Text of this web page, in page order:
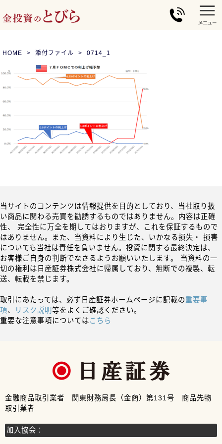
HOME 添付ファイル 0714_1
当サイトのコンテンツは情報提供を目的としており、当社取り扱
い商品に関わる売買を勧誘するものではありません。内容は正確
性、 完全性に万全を期してはおりますが、これを保証するもので
はありません。また、当資料により生じた、いかなる損失・ 損害
についても当社は責任を負いません。投資に関する最終決定は、
お客様ご自身の判断でなさるようお願いいたします。 当資料の一
切の権利は日産証券株式会社に帰属しており、無断での複製、転
送、転載を禁じます。
取引にあたっては、必ず日産証券ホームページに記載の重要事
項、 リスク説明等をよくご確認ください。
重要な注意事項についてはこちら
金融商品取引業者 関東財務局長（金商）第131号 商品先物
取引業者
加入協会：